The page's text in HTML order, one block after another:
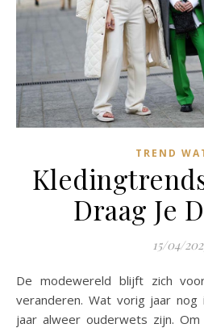
TREND
Draag Je
15/04/
De modewereld blijft zich voortdurend ontwikkelen en
veranderen. Wat vorig jaar
jaar alweer ouderwets zijn.